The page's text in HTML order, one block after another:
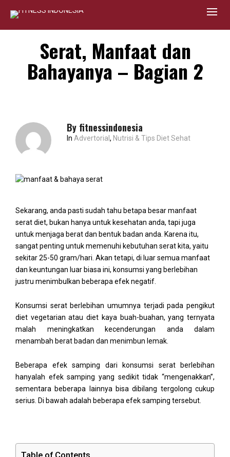
Serat, Manfaat dan
Bahayanya – Bagian 2
By fitnessindonesia
In Advertorial , Nutrisi & Tips Diet Sehat
Sekarang, anda pasti sudah tahu betapa besar manfaat
serat diet, bukan hanya untuk kesehatan anda, tapi juga
untuk menjaga berat dan bentuk badan anda. Karena itu,
sangat penting untuk memenuhi kebutuhan serat kita, yaitu
sekitar 25-50 gram/hari. Akan tetapi, di luar semua manfaat
dan keuntungan luar biasa ini, konsumsi yang berlebihan
justru menimbulkan beberapa efek negatif.
Konsumsi serat berlebihan umumnya terjadi pada pengikut
diet vegetarian atau diet kaya buah-buahan, yang ternyata
malah meningkatkan kecenderungan anda dalam
menambah berat badan dan menimbun lemak.
Beberapa efek samping dari konsumsi serat berlebihan
hanyalah efek samping yang sedikit tidak “mengenakkan”,
sementara beberapa lainnya bisa dibilang tergolong cukup
serius. Di bawah adalah beberapa efek samping tersebut.